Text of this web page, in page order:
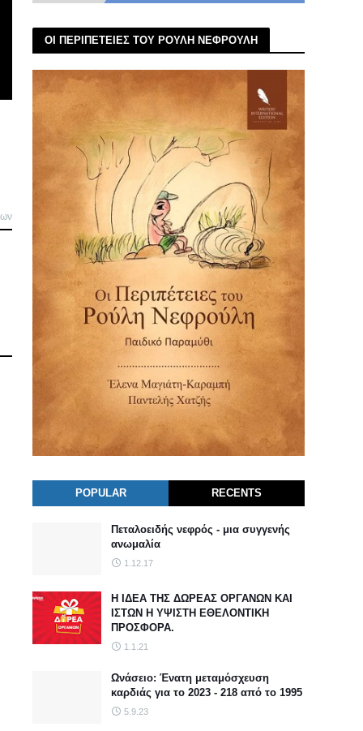
ΟΙ ΠΕΡΙΠΕΤΕΙΕΣ ΤΟΥ ΡΟΥΛΗ ΝΕΦΡΟΥΛΗ
POPULAR RECENTS
Πεταλοειδής νεφρός - μια συγγενής
ανωμαλία
1.12.17
Η ΙΔΕΑ ΤΗΣ ΔΩΡΕΑΣ ΟΡΓΑΝΩΝ ΚΑΙ
ΙΣΤΩΝ Η ΥΨΙΣΤΗ ΕΘΕΛΟΝΤΙΚΗ
ΠΡΟΣΦΟΡΑ.
1.1.21
Ωνάσειο: Ένατη μεταμόσχευση
καρδιάς για το 2023 - 218 από το 1995
5.9.23